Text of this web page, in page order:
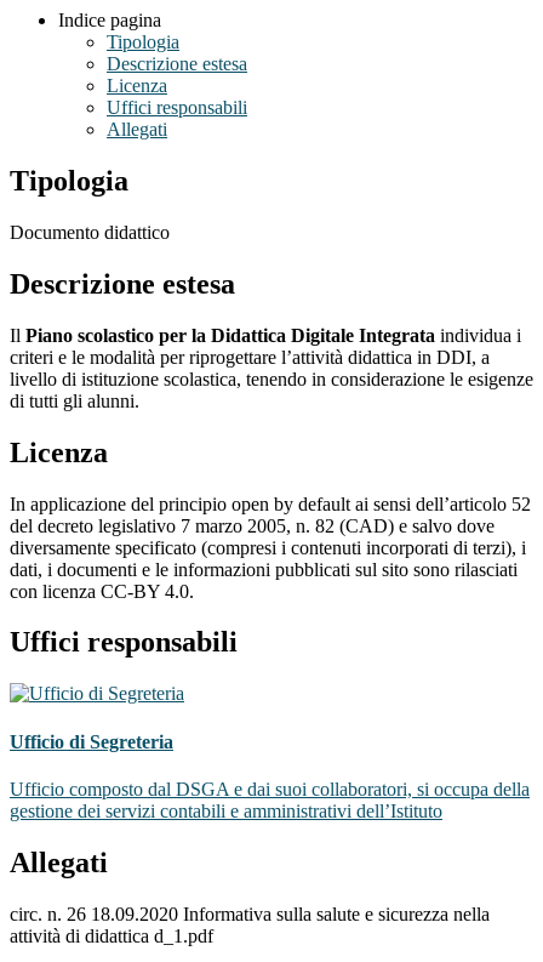
Indice pagina
Tipologia
Descrizione estesa
Licenza
Uffici responsabili
Allegati
Tipologia
Documento didattico
Descrizione estesa
Il Piano scolastico per la Didattica Digitale Integrata individua i
criteri e le modalità per riprogettare l’attività didattica in DDI, a
livello di istituzione scolastica, tenendo in considerazione le esigenze
di tutti gli alunni.
Licenza
In applicazione del principio open by default ai sensi dell’articolo 52
del decreto legislativo 7 marzo 2005, n. 82 (CAD) e salvo dove
diversamente specificato (compresi i contenuti incorporati di terzi), i
dati, i documenti e le informazioni pubblicati sul sito sono rilasciati
con licenza CC-BY 4.0.
Uffici responsabili
Ufficio di Segreteria
Ufficio composto dal DSGA e dai suoi collaboratori, si occupa della
gestione dei servizi contabili e amministrativi dell’Istituto
Allegati
circ. n. 26 18.09.2020 Informativa sulla salute e sicurezza nella
attività di didattica d_1.pdf